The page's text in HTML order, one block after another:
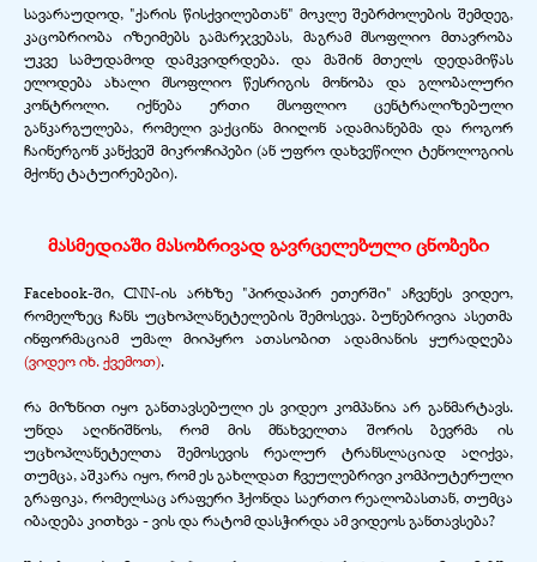
სავარაუდოდ, "ქარის წისქვილებთან" მოკლე შებრძოლების შემდეგ,
კაცობრიობა იზეიმებს გამარჯვებას, მაგრამ მსოფლიო მთავრობა
უკვე სამუდამოდ დამკვიდრდება. და მაშინ მთელს დედამიწას
ელოდება ახალი მსოფლიო წესრიგის მონობა და გლობალური
კონტროლი. იქნება ერთი მსოფლიო ცენტრალიზებული
განკარგულება, რომელი ვაქცინა მიიღონ ადამიანებმა და როგორ
ჩაინერგონ კანქვეშ მიკროჩიპები (ან უფრო დახვეწილი ტენოლოგიის
მქონე ტატუირებები).
მასმედიაში მასობრივად გავრცელებული ცნობები
Facebook-ში, CNN-ის არხზე "პირდაპირ ეთერში" აჩვენეს ვიდეო,
რომელზეც ჩანს უცხოპლანეტელების შემოსევა. ბუნებრივია ასეთმა
ინფორმაციამ უმალ მიიპყრო ათასობით ადამიანის ყურადღება
(ვიდეო იხ. ქვემოთ).
რა მიზნით იყო განთავსებული ეს ვიდეო კომპანია არ განმარტავს.
უნდა აღინიშნოს, რომ მის მნახველთა შორის ბევრმა ის
უცხოპლანეტელთა შემოსევის რეალურ ტრანსლაციად აღიქვა,
თუმცა, აშკარა იყო, რომ ეს გახლდათ ჩვეულებრივი კომპიუტერული
გრაფიკა, რომელსაც არაფერი ჰქონდა საერთო რეალობასთან, თუმცა
იბადება კითხვა -ვის და რატომ დასჭირდა ამ ვიდეოს განთავსება?